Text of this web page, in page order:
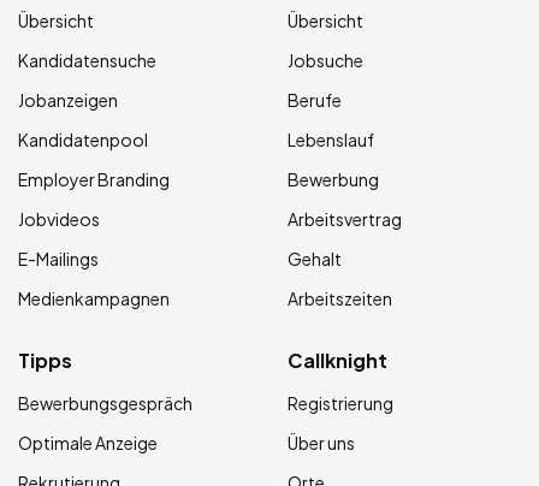
Übersicht
Kandidatensuche
Jobanzeigen
Kandidatenpool
Employer Branding
Jobvideos
E-Mailings
Medienkampagnen
Übersicht
Jobsuche
Berufe
Lebenslauf
Bewerbung
Arbeitsvertrag
Gehalt
Arbeitszeiten
Tipps
Bewerbungsgespräch
Optimale Anzeige
Callknight
Registrierung
Über uns